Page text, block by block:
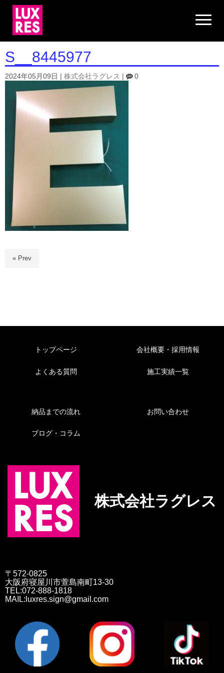
N
a
i
t
S__8445977
2024年05月09日 株式会社ラグレス 0
« Prev
トップページ
よくある質問
会社概要・採用情報
施工実績一覧
納品までの流れ
ブログ・コラム
お問い合わせ
株式会社ラグレス
〒572-0825
大阪府寝屋川市萱島南町13-30
TEL:072-888-1818
MAIL:luxres.sign@gmail.com